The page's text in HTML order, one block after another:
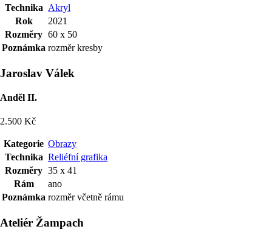
Technika Akryl
Rok
2021
Rozměry 60 x 50
Poznámka rozměr kresby
Jaroslav Válek
Anděl II.
2.500 Kč
Kategorie Obrazy
Technika Reliéfní grafika
Rozměry 35 x 41
Rám
ano
Poznámka rozměr včetně rámu
Ateliér Žampach